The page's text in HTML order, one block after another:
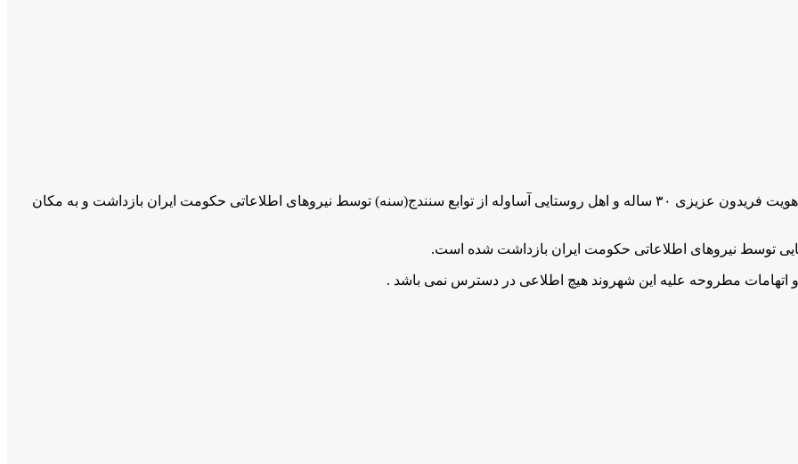
بر اساس گزارش های دریافتی طی چند روز گذشته یک شهروند با هویت فریدون عزیزی ۳۰ ساله و اهل روستایی آساوله از توابع سنندج(سنه) توسط نیروهای اطلاعاتی حکومت ایران بازداشت و به مکان
توسط نیروهای اطلاعاتی حکومت ایران بازداشت شده است‌.
اتهامات مطروحه علیه این شهروند هیچ اطلاعی در دسترس نمی باشد .